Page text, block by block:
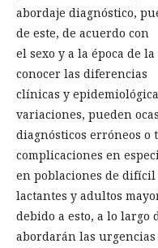
abordaje diagnóstico,
de este, de acuerdo con
el sexo y a la época de
conocer las diferencias
clínicas y
variaciones, pueden
diagnósticos erróneos o
complicaciones en
en poblaciones de difícil
lactantes y adultos
debido a esto, a lo largo
abordarán las